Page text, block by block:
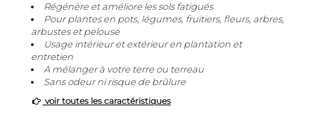
Régénère et améliore les sols fatigués
Pour plantes en pots, légumes, fruitiers, fleurs, arbres,
arbustes et pelouse
Usage intérieur et extérieur en plantation et
entretien
A mélanger à votre terre ou terreau
Sans odeur ni risque de brûlure
voir toutes les caractéristiques